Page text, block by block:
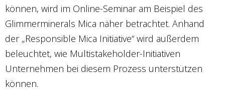
können, wird im Online-Seminar am Beispiel des
Glimmerminerals Mica näher betrachtet. Anhand
der „Responsible Mica Initiative“ wird außerdem
beleuchtet, wie Multistakeholder-Initiativen
Unternehmen bei diesem Prozess unterstützen
können.